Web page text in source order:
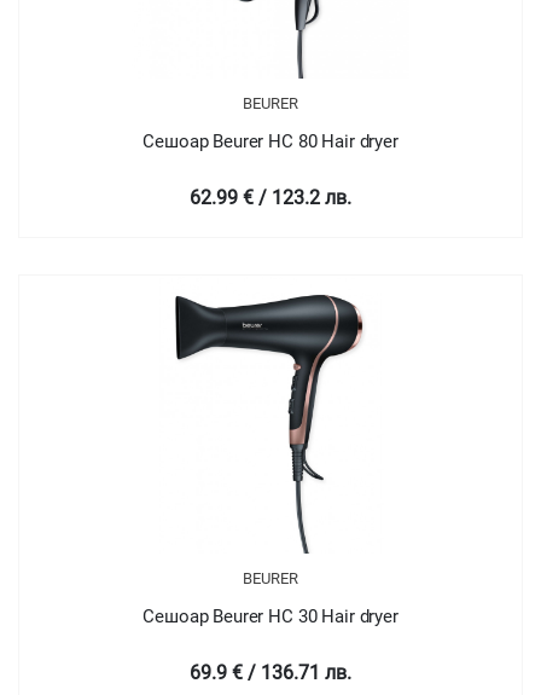
BEURER
Сешоар Beurer HC 80 Hair dryer
62.99 € / 123.2 лв.
BEURER
Сешоар Beurer HC 30 Hair dryer
69.9 € / 136.71 лв.